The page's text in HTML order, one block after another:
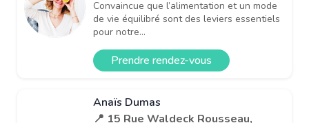
Convaincue que l’alimentation et un mode
de vie équilibré sont des leviers essentiels
pour notre...
Prendre rendez-vous
Anaïs Dumas
📍 15 Rue Waldeck Rousseau,